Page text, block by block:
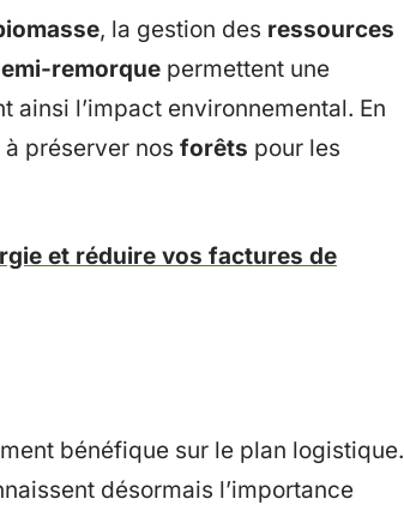
, la gestion des ressources
remorque permettent une
l’impact environnemental. En
préserver nos forêts pour les
et réduire vos factures de
bénéfique sur le plan logistique.
désormais l’importance